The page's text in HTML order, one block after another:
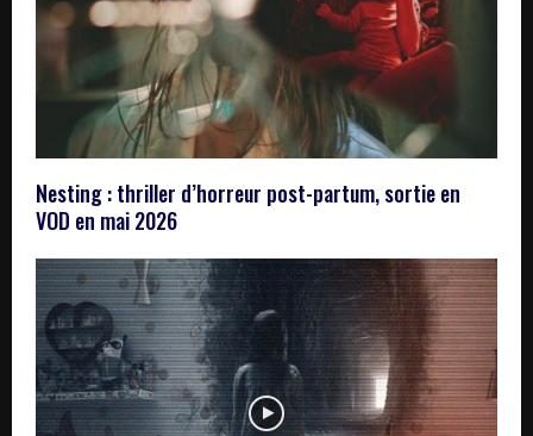
Nesting : thriller d’horreur post-partum, sortie en
VOD en mai 2026